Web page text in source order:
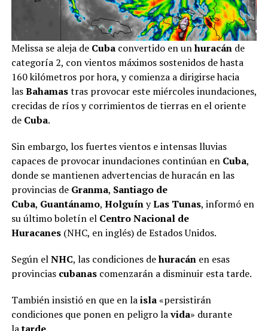
Melissa se aleja de Cubaconvertido en unhuracánde
categoría 2, con vientos máximos sostenidos de hasta
160 kilómetros por hora, y comienza a dirigirse hacia
lasBahamastras provocar este miércoles inundaciones,
crecidas de ríos y corrimientos de tierras en el oriente
de Cuba.
Sin embargo, los fuertes vientos e intensas lluvias
capaces de provocar inundaciones continúan en Cuba,
donde se mantienen advertencias de huracán en las
provincias de Granma, Santiago de
Cuba, Guantánamo, HolguínyLas Tunas, informó en
su último boletín el Centro Nacional de
Huracanes(NHC, en inglés) de Estados Unidos.
Según elNHC, las condiciones dehuracánen esas
provincias cubanascomenzarán a disminuir esta tarde.
También insistió en que en laisla«persistirán
condiciones que ponen en peligro lavida» durante